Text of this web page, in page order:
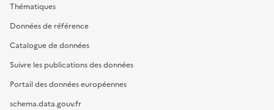
Thématiques
Données de référence
Catalogue de données
Suivre les publications des données
Portail des données européennes
schema.data.gouv.fr